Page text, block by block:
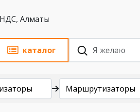
KZT, с НДС, Алматы
каталог
Маршрутизаторы